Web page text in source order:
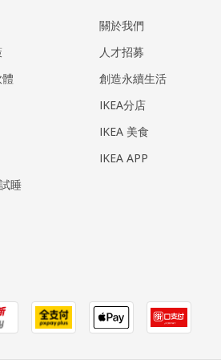
睡
關於我們
人才招募
創造永續生活
IKEA分店
IKEA 美食
IKEA APP